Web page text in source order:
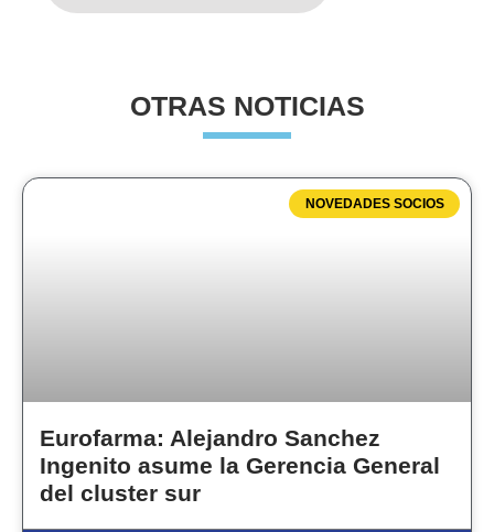
OTRAS NOTICIAS
NOVEDADES SOCIOS
Eurofarma: Alejandro Sanchez
Ingenito asume la Gerencia General
del cluster sur